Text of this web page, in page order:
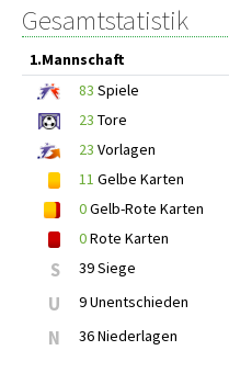
Gesamtstatistik
1.Mannschaft
83 Spiele
23 Tore
23 Vorlagen
11 Gelbe Karten
0Gelb-Rote Karten
0Rote Karten
S 39 Siege
U 9 Unentschieden
N 36 Niederlagen